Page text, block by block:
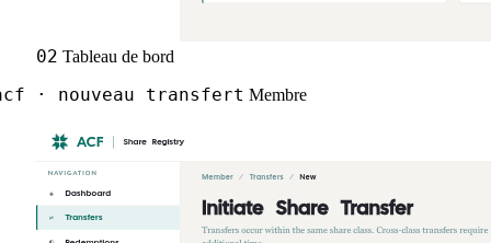
02 Tableau de bord
· nouveau transfert Membre